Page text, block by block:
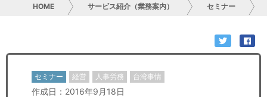
お問い合わせ
日本人にPR
HOME サービス紹介（業務案内） セミナー
セミナー 経営 人事労務 台湾事情
作成日：2016年9月18日